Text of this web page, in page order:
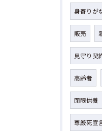
身寄りが
販売
見守り契
高齢者
閉眼供養
尊厳死宣